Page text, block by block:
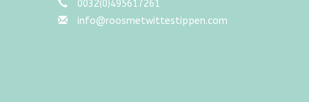
0032(0)495617261
info@roosmetwittestippen.com